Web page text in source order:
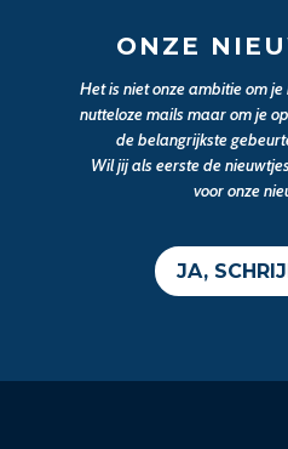
ONZE
Het is niet onze ambitie om
nutteloze mails maar om je
de belangrijkste
Wil jij als eerste de
voor onze
JA,